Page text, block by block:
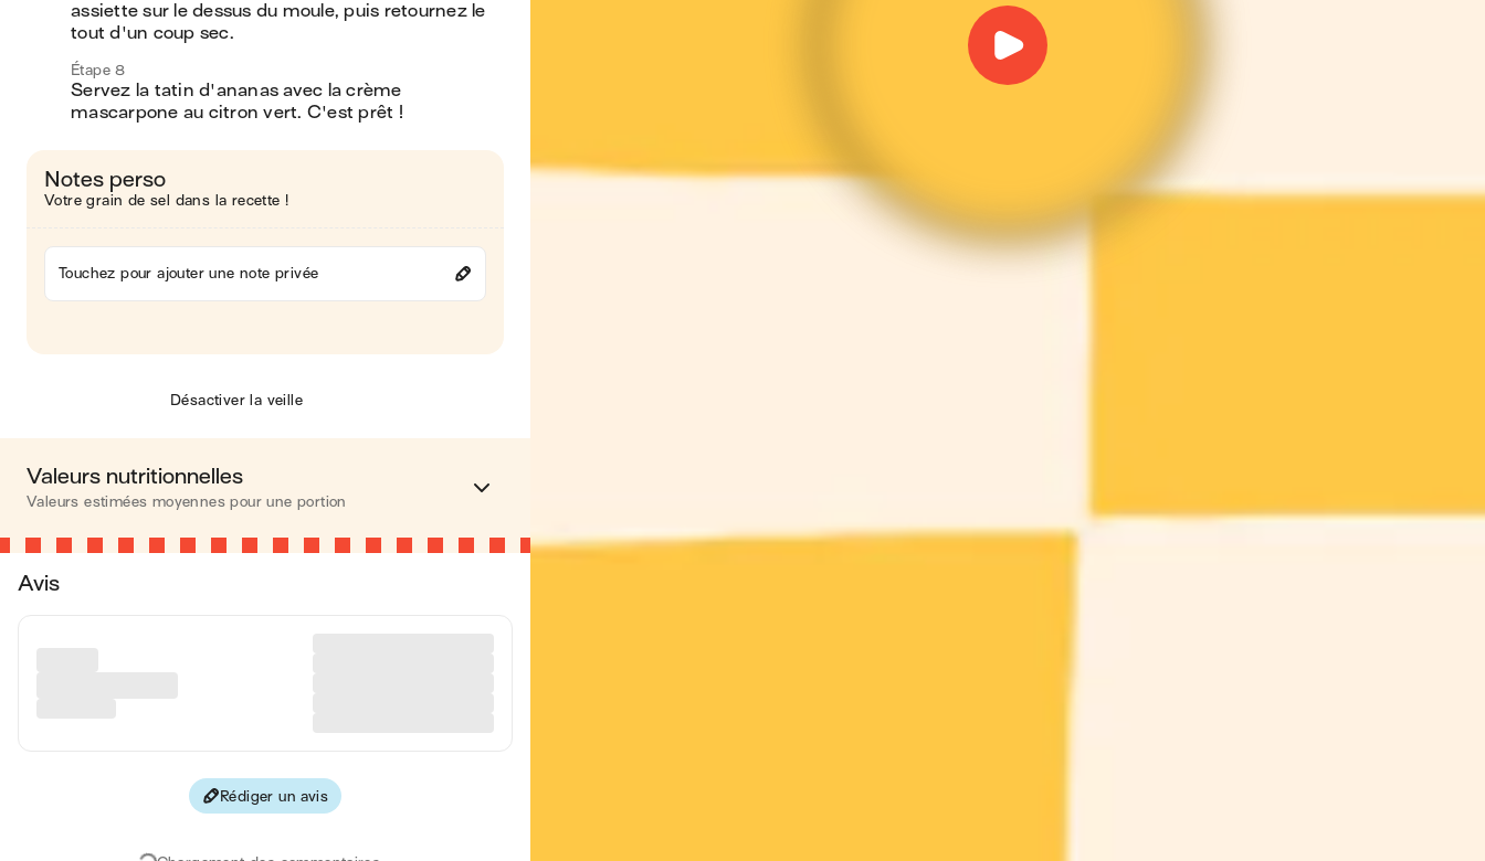
assiette sur le dessus du moule, puis retournez le
tout d'un coup sec.
Étape 8
Servez la tatin d'ananas avec la crème
mascarpone au citron vert. C'est prêt !
Notes perso
Votre grain de sel dans la recette !
Touchez pour ajouter une note privée
Désactiver la veille
Valeurs nutritionnelles
Valeurs estimées moyennes pour une portion
Calories 369 kcal
Les valeurs sont basées sur une estimation moyenne pour une
Avis
Rédiger un avis